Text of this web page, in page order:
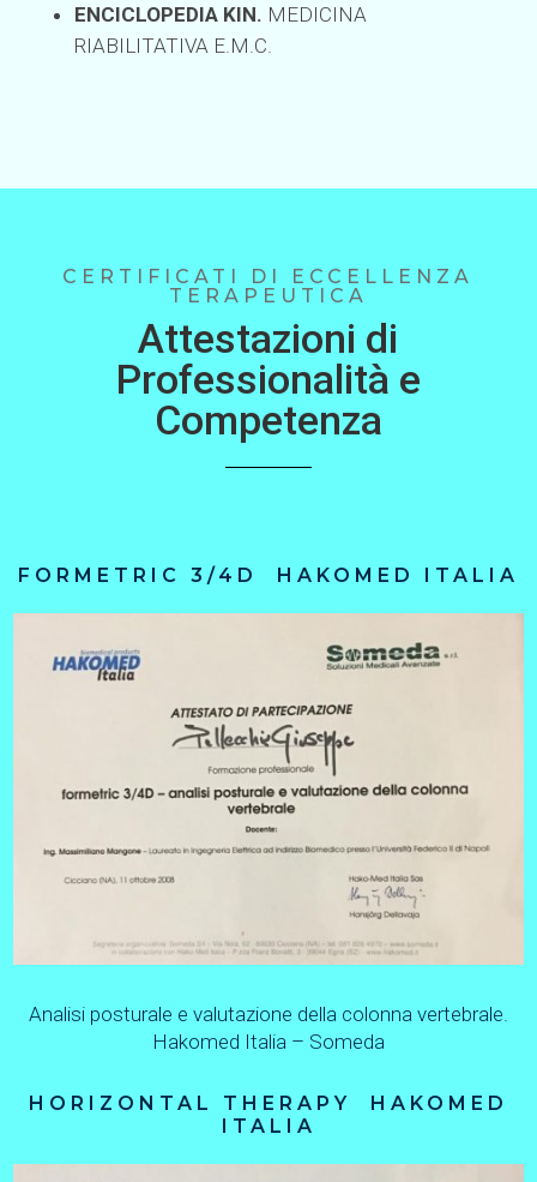
ENCICLOPEDIA KIN. MEDICINA
RIABILITATIVA E.M.C.
CERTIFICATI DI ECCELLENZA
TERAPEUTICA
Attestazioni di
Professionalità e
Competenza
FORMETRIC 3/4D HAKOMED ITALIA
Analisi posturale e valutazione della colonna vertebrale.
Hakomed Italia – Someda
HORIZONTAL THERAPY HAKOMED
ITALIA